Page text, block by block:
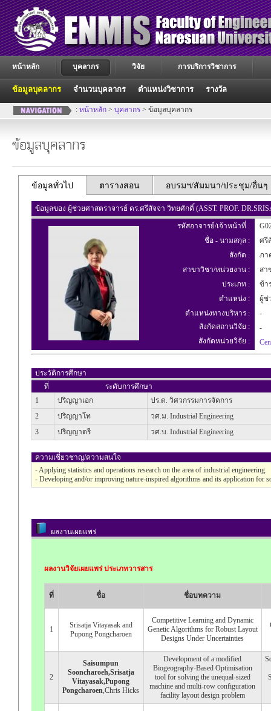
หน้าหลัก บุคลากร
ข้อมูลบุคลากร จำนวนบุคลากร ตำแหน่งวิชาการ รางวัล
วิจัย การบริการวิชาการ
: หน้าหลัก > บุคลากร > ข้อมูลบุคลากร
ข้อมูลบุคลากร
ข้อมูลทั่วไป ตารางสอน อบรมฯ/สัมมนา/ประชุม/อื่นๆ
ข้อมูลของ ผู้ช่วยศาสตราจารย์ ดร.ศรีสัจจา วิทยศักดิ์ (ASST. PROF.
รหัสอาจารย์/เจ้าหน้าที่ :
ชื่อ - นามสกุล :
ศรี
สังกัด :
ภา
สาขาวิชา/หน่วยงาน :
สา
ประเภท :
ข้า
ตำแหน่ง :
ผู้ช่
ตำแหน่งทางบริหาร :
-
สังกัดสถานวิจัย :
-
สังกัดหน่วยวิจัย :
ประวัติการศึกษา
ที่
ระดับการศึกษา
1
ปริญญาเอก
ปร.ด. วิศวกรรมการจัดการ
2
ปริญญาโท
วศ.ม. Industrial Engineering
3
ปริญญาตรี วศ.บ. Industrial Engineering
ความเชี่ยวชาญ/ความสนใจ
- Applying statistics and operations research on the area of industrial engineering.
- Developing and/or improving nature-inspired algorithms and its application for
ผลงานเผยแพร่
ผลงานวิจัยเผยแพร่ ประเภทวารสาร
ที่ ชื่อ ชื่อบทความ
1
Srisatja Vitayasak and
Pupong Pongcharoen
Competitive Learning and Dynamic
Genetic Algorithms for Robust Layout
Designs Under Uncertainties
2
Saisumpun
Sooncharoeh,Srisatja
Vitayasak,Pupong
Pongcharoen ,Chris Hicks
Development of a modified
Biogeography-Based Optimisation
tool for solving the unequal-sized
machine and multi-row configuration
facility layout design problem